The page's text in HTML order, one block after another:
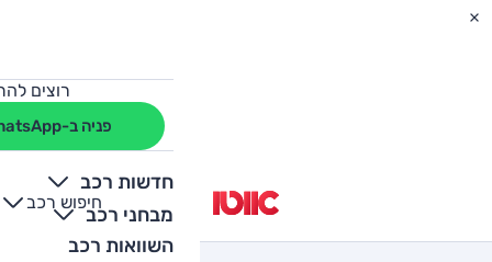
רוצים
פניה ב-WhatsApp
חדשות רכב
מבחני רכב
השוואות רכב
חיפוש רכב
+
-